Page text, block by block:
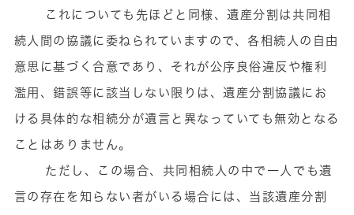
これについても先ほどと同様、遺産分割は共同相
続人間の協議に委ねられていますので、各相続人の自由
意思に基づく合意であり、それが公序良俗違反や権利
濫用、錯誤等に該当しない限りは、遺産分割協議にお
ける具体的な相続分が遺言と異なっていても無効となる
ことはありません。
ただし、この場合、共同相続人の中で一人でも遺
言の存在を知らない者がいる場合には、当該遺産分割